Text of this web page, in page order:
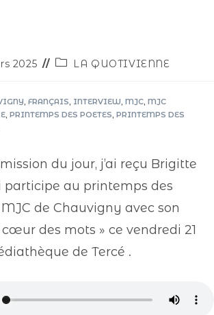
2025 LA QUOTIVIENNE
, FRANÇAIS, INTERVIEW, MJC, MJC
, PRINTEMPS DES POETES, PRINTEMPS DES
du jour, j’ai reçu Brigitte
participe au printemps des
de Chauvigny avec son
des mots » ce vendredi 21
de Tercé .